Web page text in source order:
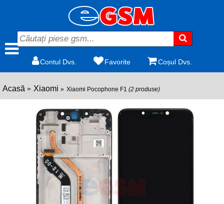
Contul Dvs. Favorite Coșul Dvs.
Acasă Xiaomi Xiaomi Pocophone F1 (2 produse)